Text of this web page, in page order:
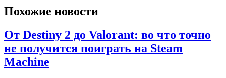
Похожие новости
От Destiny 2 до Valorant: во что точно
не получится поиграть на Steam
Machine